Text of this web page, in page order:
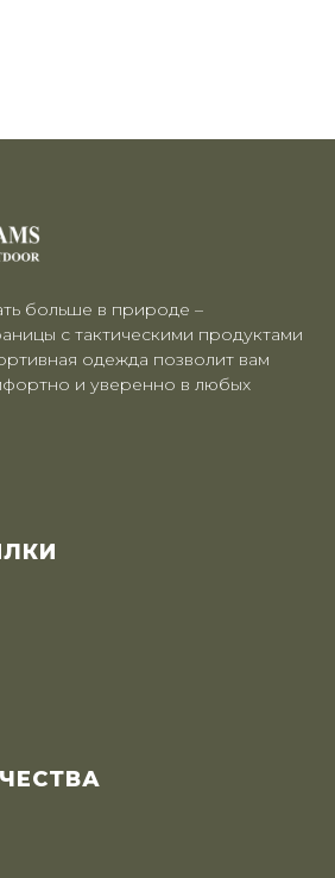
больше в природе –
с тактическими продуктами
одежда позволит вам
и уверенно в любых